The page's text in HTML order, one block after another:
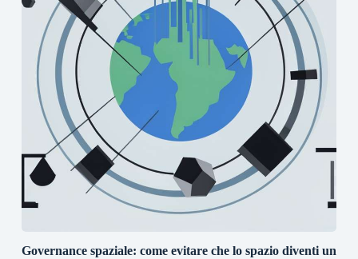
Governance spaziale: come evitare che lo spazio diventi un